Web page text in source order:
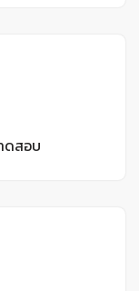
ดสอบ